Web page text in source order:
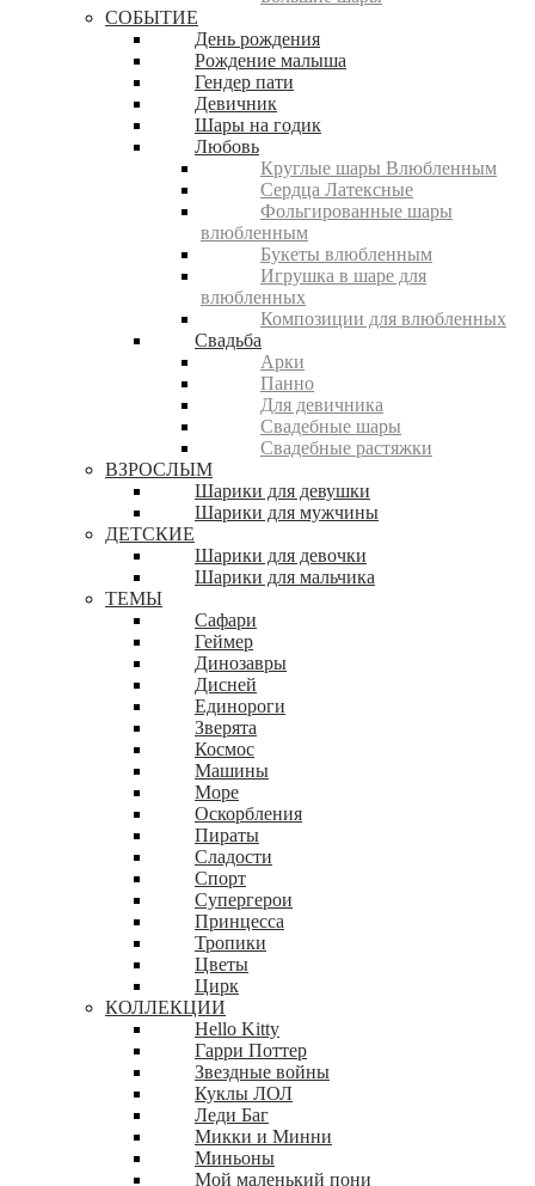
СОБЫТИЕ
День рождения
Рождение малыша
Гендер пати
Девичник
Шары на годик
Любовь
Круглые шары Влюбленным
Сердца Латексные
Фольгированные шары
влюбленным
Букеты влюбленным
Игрушка в шаре для
влюбленных
Композиции для влюбленных
Свадьба
Арки
Панно
Для девичника
Свадебные шары
Свадебные растяжки
ВЗРОСЛЫМ
Шарики для девушки
Шарики для мужчины
ДЕТСКИЕ
Шарики для девочки
Шарики для мальчика
ТЕМЫ
Сафари
Геймер
Динозавры
Дисней
Единороги
Зверята
Космос
Машины
Море
Оскорбления
Пираты
Сладости
Спорт
Супергерои
Принцесса
Тропики
Цветы
Цирк
КОЛЛЕКЦИИ
Hello Kitty
Гарри Поттер
Звездные войны
Куклы ЛОЛ
Леди Баг
Микки и Минни
Миньоны
Мой маленький пони